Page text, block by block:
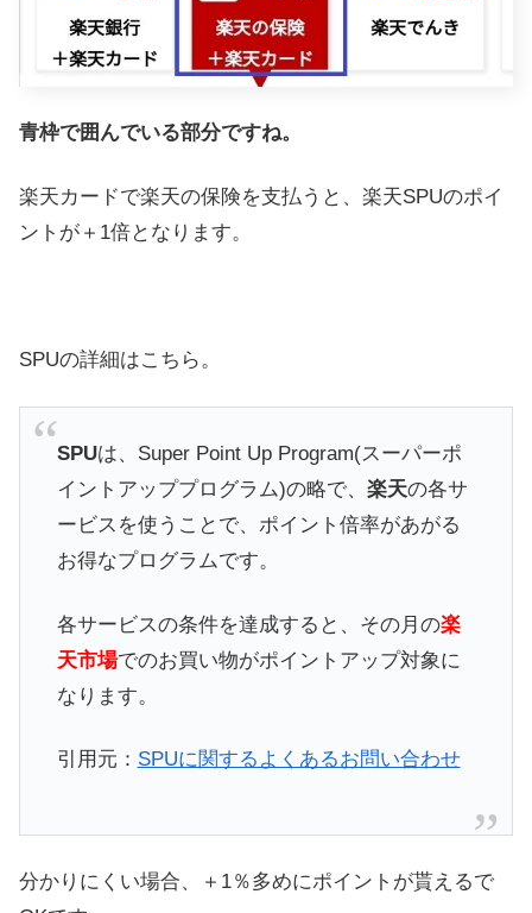
青枠で囲んでいる部分ですね。
楽天カードで楽天の保険を支払うと、楽天SPUのポイ
ントが＋1倍となります。
SPUの詳細はこちら。
SPUは、Super Point Up Program(スーパーポ
イントアッププログラム)の略で、 楽天の各サ
ービスを使うことで、ポイント倍率があがる
お得なプログラムです。
各サービスの条件を達成すると、その月の楽
天市場でのお買い物がポイントアップ対象に
なります。
引用元： SPUに関するよくあるお問い合わせ
分かりにくい場合、＋1％多めにポイントが貰えるで